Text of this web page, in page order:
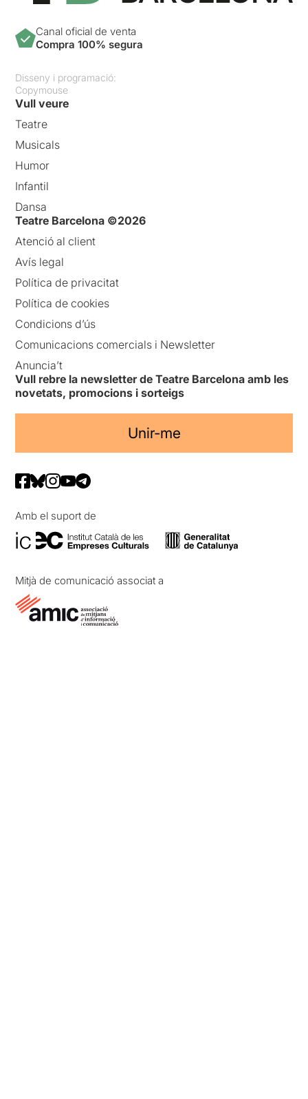
Canal oficial de venta
Compra 100% segura
Disseny i programació:
Copymouse
Vull veure
Teatre
Musicals
Humor
Infantil
Dansa
Teatre Barcelona ©2026
Atenció al client
Avís legal
Política de privacitat
Política de cookies
Condicions d’ús
Comunicacions comercials i Newsletter
Anuncia’t
Vull rebre la newsletter de Teatre Barcelona amb les
novetats, promocions i sorteigs
Unir-me
Amb el suport de
Mitjà de comunicació associat a